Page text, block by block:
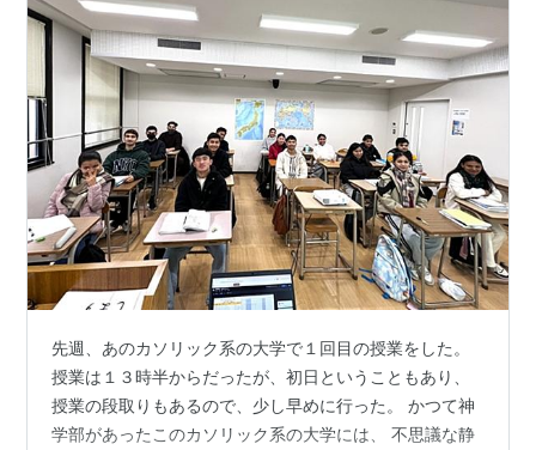
先週、あのカソリック系の大学で１回目の授業をした。
授業は１３時半からだったが、初日ということもあり、
授業の段取りもあるので、少し早めに行った。 かつて神
学部があったこのカソリック系の大学には、 不思議な静